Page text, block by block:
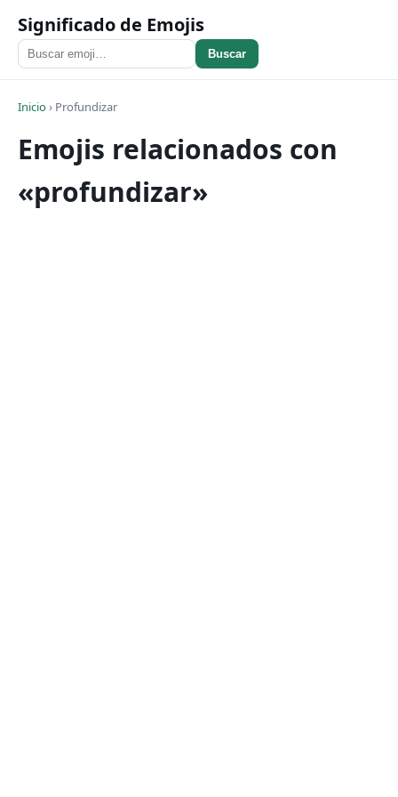
Significado de Emojis
Buscar
Inicio› Profundizar
Emojis relacionados con
«profundizar»